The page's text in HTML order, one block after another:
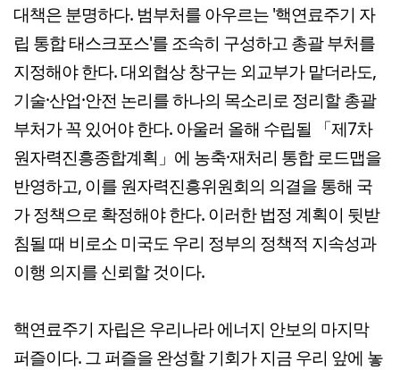
대책은 분명하다. 범부처를 아우르는 '핵연료주기 자
립 통합 태스크포스'를 조속히 구성하고 총괄 부처를
지정해야 한다. 대외협상 창구는 외교부가 맡더라도,
기술·산업·안전 논리를 하나의 목소리로 정리할 총괄
부처가 꼭 있어야 한다. 아울러 올해 수립될 「제7차
원자력진흥종합계획」에 농축·재처리 통합 로드맵을
반영하고, 이를 원자력진흥위원회의 의결을 통해 국
가 정책으로 확정해야 한다. 이러한 법정 계획이 뒷받
침될 때 비로소 미국도 우리 정부의 정책적 지속성과
이행 의지를 신뢰할 것이다.
핵연료주기 자립은 우리나라 에너지 안보의 마지막
퍼즐이다. 그 퍼즐을 완성할 기회가 지금 우리 앞에 놓